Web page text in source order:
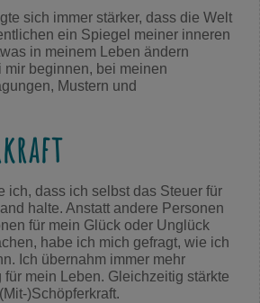
sich immer stärker, dass die Welt
ein Spiegel meiner inneren
in meinem Leben ändern
mir beginnen, bei meinen
Mustern und
ich, dass ich selbst das Steuer für
halte. Anstatt andere Personen
für mein Glück oder Unglück
habe ich mich gefragt, wie ich
Ich übernahm immer mehr
mein Leben. Gleichzeitig stärkte
)Schöpferkraft.